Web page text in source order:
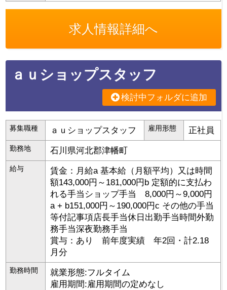
求人情報詳細へ
ａｕショップスタッフ
検討中フォルダに追加
募集職種 ａｕショップスタッフ 雇用形態 正社員
勤務地 石川県河北郡津幡町
給与
賃金：月給a 基本給（月額平均）又は時間
額143,000円～181,000円b 定額的に支払わ
れる手当ショップ手当 8,000円～9,000円
a + b151,000円～190,000円c その他の手当
等付記事項店長手当休日出勤手当時間外勤
務手当深夜勤務手当
賞与：あり 前年度実績 年2回・計2.18
月分
勤務時間
就業形態:フルタイム
雇用期間:雇用期間の定めなし